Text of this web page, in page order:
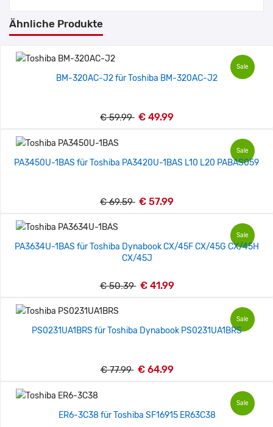
Ähnliche Produkte
Sale
BM-320AC-J2 für Toshiba BM-320AC-J2
€ 59.99 € 49.99
Sale
PA3450U-1BAS für Toshiba PA3420U-1BAS L10 L20 PABAS059
€ 69.59 € 57.99
Sale
PA3634U-1BAS für Toshiba Dynabook CX/45F CX/45G CX/45H
CX/45J
€ 50.39 € 41.99
Sale
PS0231UA1BRS für Toshiba Dynabook PS0231UA1BRS
€ 77.99 € 64.99
Sale
ER6-3C38 für Toshiba SF16915 ER63C38